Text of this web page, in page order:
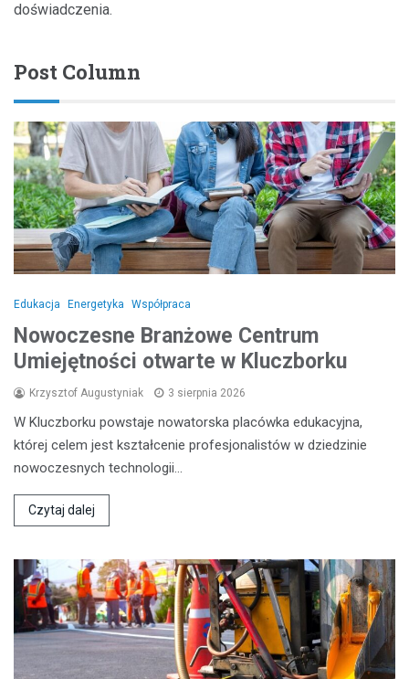
doświadczenia.
Post Column
Edukacja Energetyka Współpraca
Nowoczesne Branżowe Centrum
Umiejętności otwarte w Kluczborku
Krzysztof Augustyniak 3 sierpnia 2026
W Kluczborku powstaje nowatorska placówka edukacyjna,
której celem jest kształcenie profesjonalistów w dziedzinie
nowoczesnych technologii…
Czytaj dalej